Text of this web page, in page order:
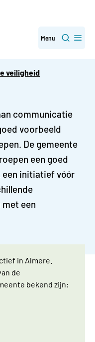
Menu Zoeken
veiligheid
communicatie
voorbeeld
De gemeente
een goed
initiatief vóór
een
in Almere.
de
bekend zijn: